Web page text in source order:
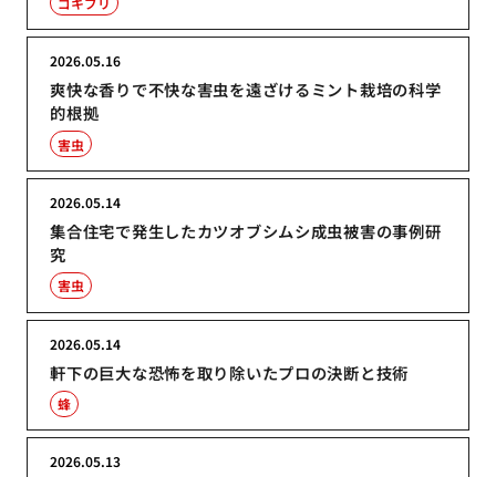
爽快な香りで不快な害虫を遠ざけるミント栽培の科学
的根拠
2026.05.16
害虫
集合住宅で発生したカツオブシムシ成虫被害の事例研
究
2026.05.14
害虫
軒下の巨大な恐怖を取り除いたプロの決断と技術
2026.05.14
蜂
2026.05.13